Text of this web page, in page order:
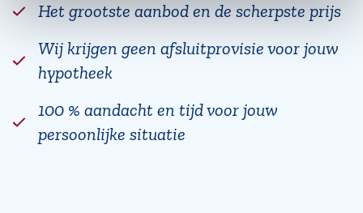
Het grootste aanbod en de scherpste prijs
Wij krijgen geen afsluitprovisie voor jouw
hypotheek
100 % aandacht en tijd voor jouw
persoonlijke situatie